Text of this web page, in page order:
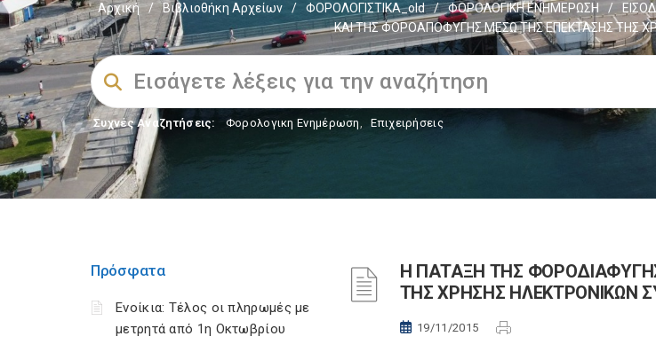
Αρχική / Βιβλιοθήκη Αρχείων / ΦΟΡΟΛΟΓΙΣΤΙΚΑ_old / ΦΟΡΟΛΟΓΙΚΗ ΕΝΗΜΕΡΩΣΗ /
ΚΑΙ ΤΗΣ ΦΟΡΟΑΠΟΦΥΓΗΣ ΜΕΣΩ ΤΗΣ ΕΠΕΚΤΑΣΗΣ ΤΗΣ
Συχνές Αναζητήσεις: Φορολογικη Ενημέρωση, Επιχειρήσεις
Πρόσφατα
Ενοίκια: Τέλος οι πληρωμές με
μετρητά από 1η Οκτωβρίου
Η ΠΑΤΑΞΗ ΤΗΣ
ΤΗΣ ΧΡΗΣΗΣ ΗΛΕΚΤΡΟΝΙΚΩΝ
19/11/2015